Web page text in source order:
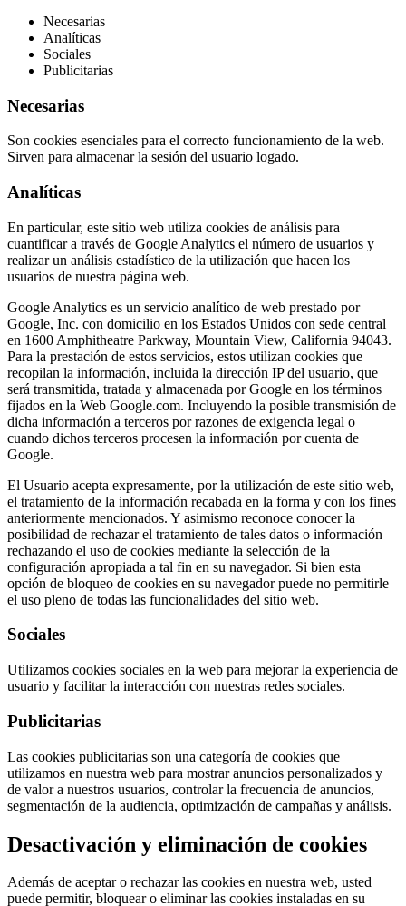
Necesarias
Analíticas
Sociales
Publicitarias
Necesarias
Son cookies esenciales para el correcto funcionamiento de la web.
Sirven para almacenar la sesión del usuario logado.
Analíticas
En particular, este sitio web utiliza cookies de análisis para
cuantificar a través de Google Analytics el número de usuarios y
realizar un análisis estadístico de la utilización que hacen los
usuarios de nuestra página web.
Google Analytics es un servicio analítico de web prestado por
Google, Inc. con domicilio en los Estados Unidos con sede central
en 1600 Amphitheatre Parkway, Mountain View, California 94043.
Para la prestación de estos servicios, estos utilizan cookies que
recopilan la información, incluida la dirección IP del usuario, que
será transmitida, tratada y almacenada por Google en los términos
fijados en la Web Google.com. Incluyendo la posible transmisión de
dicha información a terceros por razones de exigencia legal o
cuando dichos terceros procesen la información por cuenta de
Google.
El Usuario acepta expresamente, por la utilización de este sitio web,
el tratamiento de la información recabada en la forma y con los fines
anteriormente mencionados. Y asimismo reconoce conocer la
posibilidad de rechazar el tratamiento de tales datos o información
rechazando el uso de cookies mediante la selección de la
configuración apropiada a tal fin en su navegador. Si bien esta
opción de bloqueo de cookies en su navegador puede no permitirle
el uso pleno de todas las funcionalidades del sitio web.
Sociales
Utilizamos cookies sociales en la web para mejorar la experiencia de
usuario y facilitar la interacción con nuestras redes sociales.
Publicitarias
Las cookies publicitarias son una categoría de cookies que
utilizamos en nuestra web para mostrar anuncios personalizados y
de valor a nuestros usuarios, controlar la frecuencia de anuncios,
segmentación de la audiencia, optimización de campañas y análisis.
Desactivación y eliminación de cookies
Además de aceptar o rechazar las cookies en nuestra web, usted
puede permitir, bloquear o eliminar las cookies instaladas en su